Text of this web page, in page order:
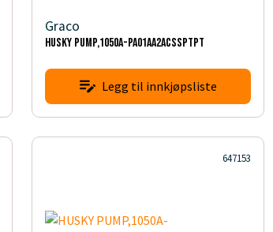
Graco
HUSKY PUMP,1050A-PA01AA2ACSSPTPT
Legg til innkjøpsliste
647153